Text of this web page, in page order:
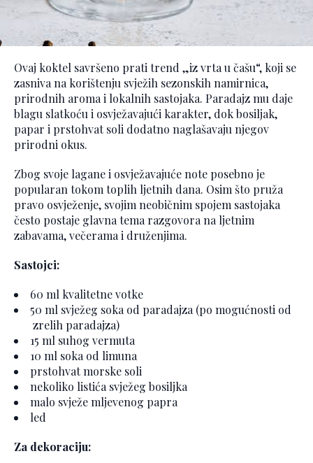
Ovaj koktel savršeno prati trend „iz vrta u čašu“, koji se
zasniva na korištenju svježih sezonskih namirnica,
prirodnih aroma i lokalnih sastojaka. Paradajz mu daje
blagu slatkoću i osvježavajući karakter, dok bosiljak,
papar i prstohvat soli dodatno naglašavaju njegov
prirodni okus.
Zbog svoje lagane i osvježavajuće note posebno je
popularan tokom toplih ljetnih dana. Osim što pruža
pravo osvježenje, svojim neobičnim spojem sastojaka
često postaje glavna tema razgovora na ljetnim
zabavama, večerama i druženjima.
Sastojci:
60 ml kvalitetne votke
50 ml svježeg soka od paradajza (po mogućnosti od
zrelih paradajza)
15 ml suhog vermuta
10 ml soka od limuna
prstohvat morske soli
nekoliko listića svježeg bosiljka
malo svježe mljevenog papra
led
Za dekoraciju: